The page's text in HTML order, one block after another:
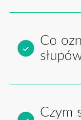
Co
Czym